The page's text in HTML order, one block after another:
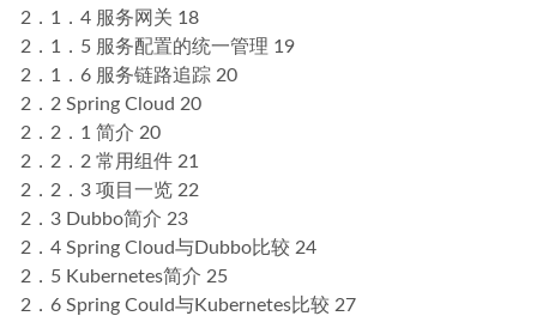
2．1．4 服务网关 18
2．1．5 服务配置的统一管理 19
2．1．6 服务链路追踪 20
2．2 Spring Cloud 20
2．2．1 简介 20
2．2．2 常用组件 21
2．2．3 项目一览 22
2．3 Dubbo简介 23
2．4 Spring Cloud与Dubbo比较 24
2．5 Kubernetes简介 25
2．6 Spring Could与Kubernetes比较 27